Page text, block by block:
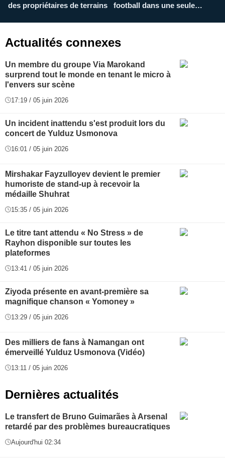
des propriétaires de terrains
football dans une seule
Actualités connexes
Un membre du groupe Via Marokand
surprend tout le monde en tenant le micro à
l'envers sur scène
17:19 / 05 juin 2026
Un incident inattendu s'est produit lors du
concert de Yulduz Usmonova
16:01 / 05 juin 2026
Mirshakar Fayzulloyev devient le premier
humoriste de stand-up à recevoir la
médaille Shuhrat
15:35 / 05 juin 2026
Le titre tant attendu « No Stress » de
Rayhon disponible sur toutes les
plateformes
13:41 / 05 juin 2026
Ziyoda présente en avant-première sa
magnifique chanson « Yomoney »
13:29 / 05 juin 2026
Des milliers de fans à Namangan ont
émerveillé Yulduz Usmonova (Vidéo)
13:11 / 05 juin 2026
Dernières actualités
Le transfert de Bruno Guimarães à Arsenal
retardé par des problèmes bureaucratiques
Aujourd'hui 02:34